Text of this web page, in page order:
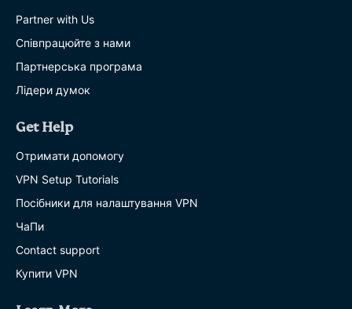
Partner with Us
Співпрацюйте з нами
Партнерська програма
Лідери думок
Get Help
Отримати допомогу
VPN Setup Tutorials
Посібники для налаштування VPN
ЧаПи
Contact support
Купити VPN